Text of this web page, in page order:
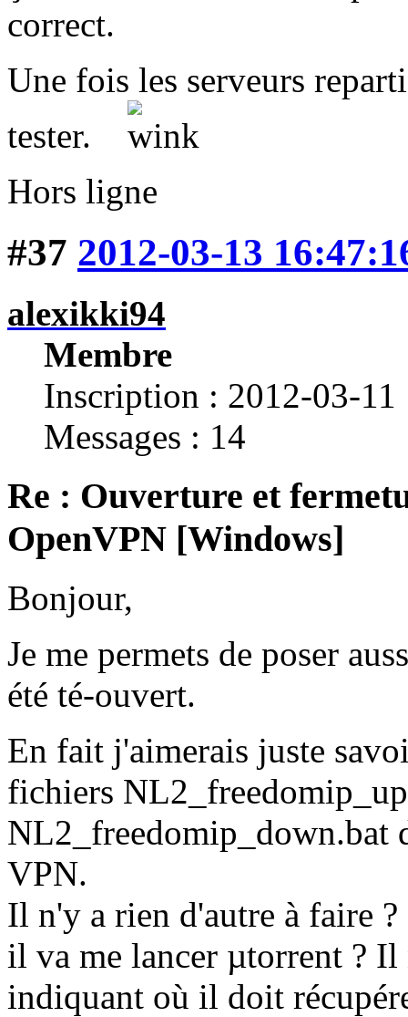
correct.
Une fois les serveurs
tester.
Hors ligne
#37 2012-03-13
alexikki94
Membre
Inscription : 2012-03-11
Messages : 14
Re : Ouverture et
OpenVPN [Windows]
Bonjour,
Je me permets de poser
été té-ouvert.
En fait j'aimerais juste
fichiers
NL2_freedomip_down.bat
VPN.
Il n'y a rien d'autre à faire
il va me lancer µtorrent ?
indiquant où il doit